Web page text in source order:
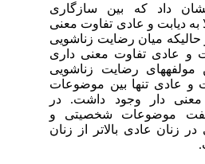
داد که بین سازگاری
به دیابت و عادی تفاوت معنی
میان رضایت زناشویی
و عادی تفاوت معنی داری
رضایت زناشویی
و عادی تنها بین موضوعات
دار وجود داشت. در
موضوعات شخصیتی و
زنان عادی بالاتر از زنان